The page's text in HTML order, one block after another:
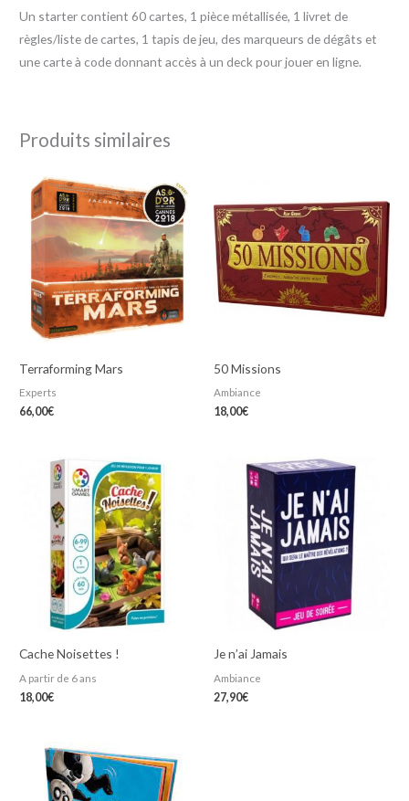
Un starter contient 60 cartes, 1 pièce métallisée, 1 livret de
règles/liste de cartes, 1 tapis de jeu, des marqueurs de dégâts et
une carte à code donnant accès à un deck pour jouer en ligne.
Produits similaires
Terraforming Mars
Experts
66,00€
50 Missions
Ambiance
18,00€
Cache Noisettes !
A partir de 6 ans
18,00€
Je n’ai Jamais
Ambiance
27,90€